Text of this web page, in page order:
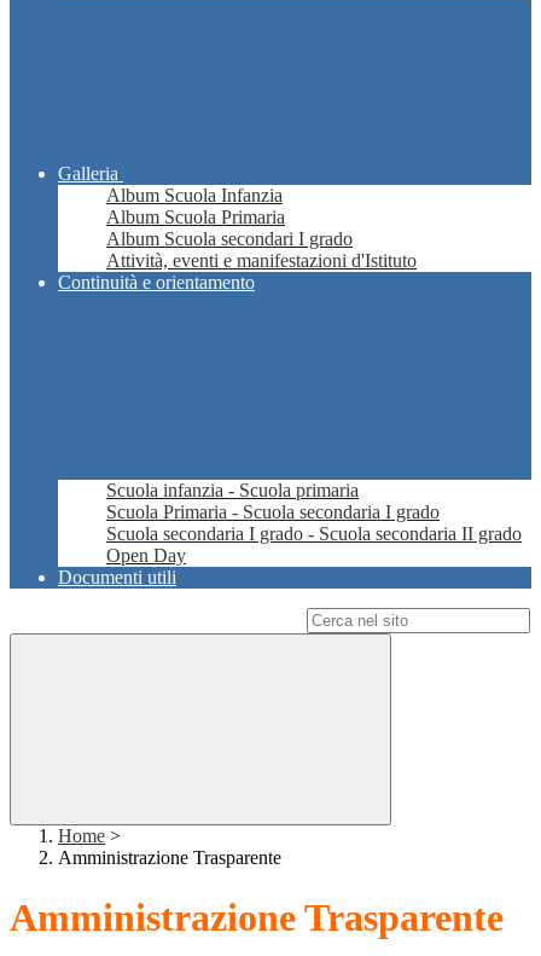
Galleria
Album Scuola Infanzia
Album Scuola Primaria
Album Scuola secondari I grado
Attività, eventi e manifestazioni d'Istituto
Continuità e orientamento
Scuola infanzia - Scuola primaria
Scuola Primaria - Scuola secondaria I grado
Scuola secondaria I grado - Scuola secondaria II grado
Open Day
Documenti utili
Home >
Amministrazione Trasparente
Amministrazione Trasparente